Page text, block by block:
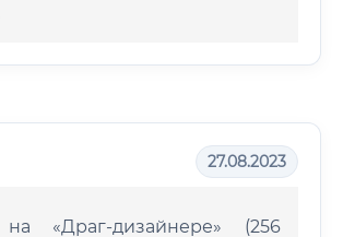
27.08.2023
«Драг-дизайнере» (256